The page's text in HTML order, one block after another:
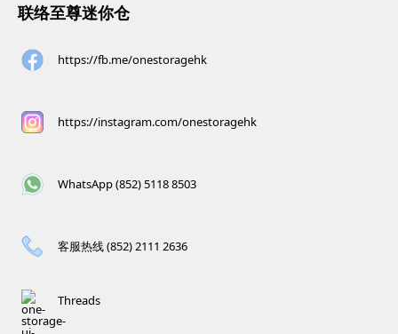
联络至尊迷你仓
https://fb.me/onestoragehk
https://instagram.com/onestoragehk
WhatsApp (852) 5118 8503
客服热线 (852) 2111 2636
Threads